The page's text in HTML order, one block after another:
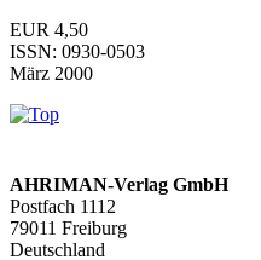
EUR 4,50
ISSN: 0930-0503
März 2000
AHRIMAN-Verlag GmbH
Postfach 1112
79011 Freiburg
Deutschland